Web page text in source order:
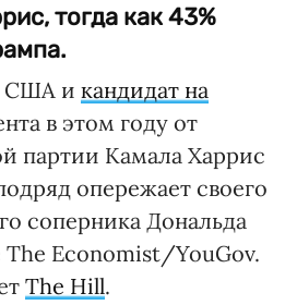
тогда как 43%
США и кандидат на
в этом году от
партии Камала Харрис
опережает своего
соперника Дональда
The Economist/YouGov.
The Hill.